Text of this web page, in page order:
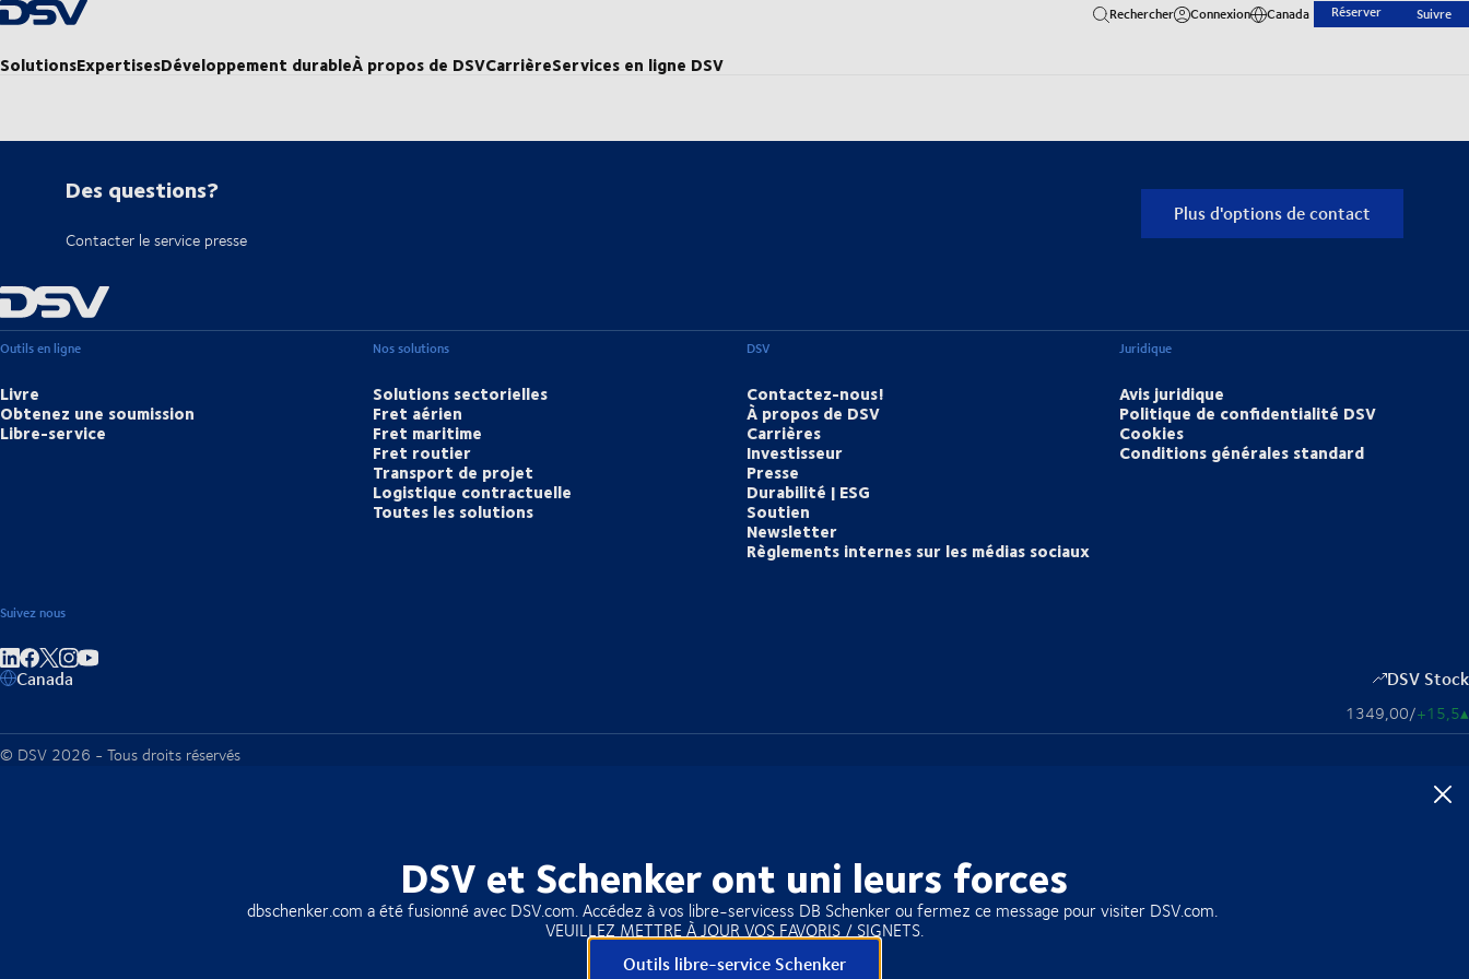
Retour à la page d'accueil
SolutionsExpertisesDéveloppement durableÀ propos de DSVCarrièreServices en ligne DSV
Rechercher Connexion Canada Réserver Suivre
DSV et Schenker ont uni leurs forces
dbschenker.com a été fusionné avec DSV.com. Accédez à vos libre-servicess DB Schenker ou fermez ce message pour visiter DSV.com.
VEUILLEZ METTRE À JOUR VOS FAVORIS / SIGNETS.
Outils libre-service Schenker
Des questions?
Contacter le service presse
Plus d'options de contact
Outils en ligne
Livre
Obtenez une soumission
Libre-service
Nos solutions
Solutions sectorielles
Fret aérien
Fret maritime
Fret routier
Transport de projet
Logistique contractuelle
Toutes les solutions
DSV
Contactez-nous!
À propos de DSV
Carrières
Investisseur
Presse
Durabilité | ESG
Soutien
Newsletter
Règlements internes sur les médias sociaux
Juridique
Avis juridique
Politique de confidentialité DSV
Cookies
Conditions générales standard
Suivez nous
Partager sur linkedIn
Partager sur Facebook
Partager sur Instagram
Canada DSV Stock
1349,00/+15,5▴
© DSV 2026 - Tous droits réservés